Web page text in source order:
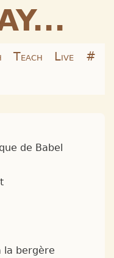
Teach Live
#
de Babel
la bergère